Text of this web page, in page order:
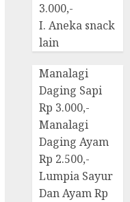
3.000,-
I. Aneka snack
lain
Manalagi
Daging Sapi
Rp 3.000,-
Manalagi
Daging Ayam
Rp 2.500,-
Lumpia Sayur
Dan Ayam Rp